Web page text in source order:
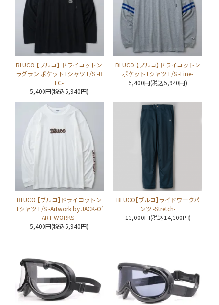
BLUCO 【ブルコ】 ドライコットン
ラグラン ポケットTシャツ L/S -B
LC-
5,400円(税込5,940円)
BLUCO 【ブルコ】ドライコットン
ポケットTシャツ L/S -Line-
5,400円(税込5,940円)
BLUCO 【ブルコ】ドライコットン
Tシャツ L/S -Artwork by JACK-O’
ART WORKS-
5,400円(税込5,940円)
BLUCO【ブルコ】ライドワークパ
ンツ -Stretch-
13,000円(税込14,300円)